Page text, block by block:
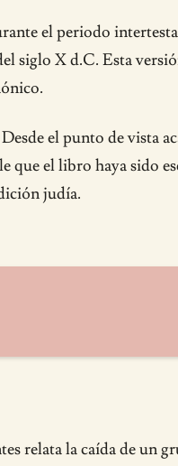
el periodo
siglo X d.C. Esta
el punto de vista
que el libro haya sido
judía.
relata la caída de un